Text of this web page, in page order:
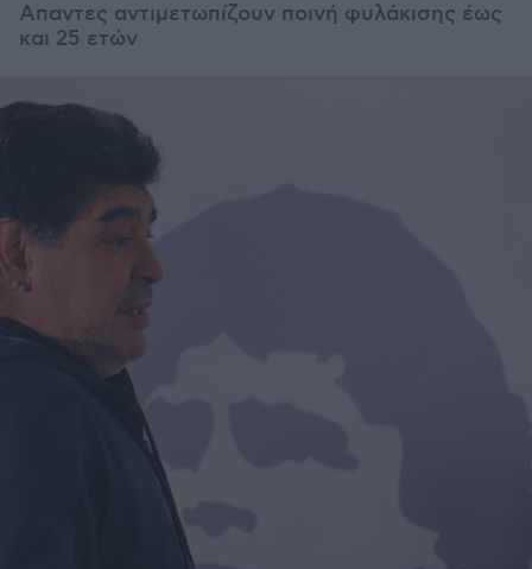
Απαντες αντιμετωπίζουν ποινή φυλάκισης έως
και 25 ετών